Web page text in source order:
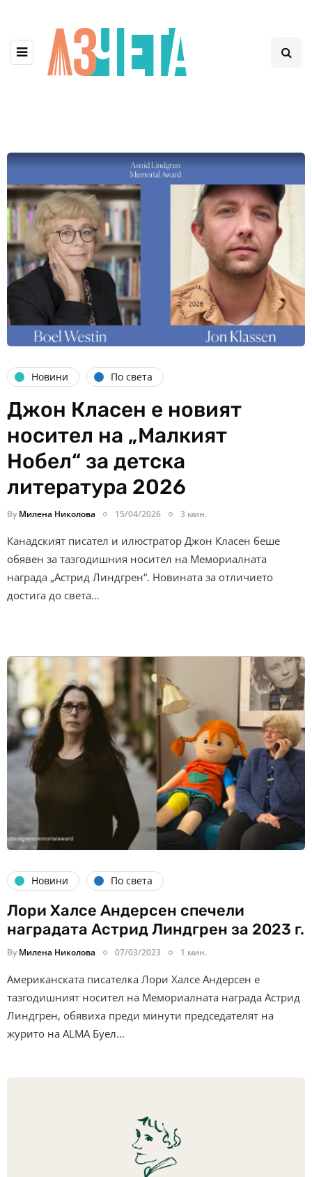
Новини По света
Джон Класен е новият
носител на „Малкият
Нобел“ за детска
литература 2026
By Милена Николова 15/04/2026 3 мин.
Канадският писател и илюстратор Джон Класен беше
обявен за тазгодишния носител на Мемориалната
награда „Астрид Линдгрен“. Новината за отличието
достига до света…
Новини По света
Лори Халсе Андерсен спечели
наградата Астрид Линдгрен за 2023 г.
By Милена Николова 07/03/2023 1 мин.
Американската писателка Лори Халсе Андерсен е
тазгодишният носител на Мемориалната награда Астрид
Линдгрен, обявиха преди минути председателят на
журито на ALMA Буел…